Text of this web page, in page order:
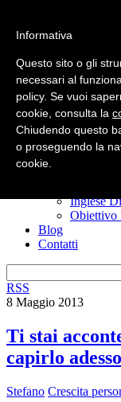
Home
Nuovo? Inizia
Risorse gratuite
Il
Inglese
Obiettivo
Blog
Contatti
RSS
8 Maggio 2013
Ti stai
capirlo adesso
Stefano Crescita
Informativa
Questo sito o gli
necessari al
policy. Se vuoi
cookie, consulta la
Chiudendo questo
o proseguendo la
cookie.